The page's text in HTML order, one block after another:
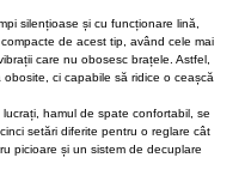
silențioase și cu funcționare lină,
de acest tip, având cele mai
care nu obosesc brațele. Astfel,
ci capabile să ridice o ceașcă
hamul de spate confortabil, se
setări diferite pentru o reglare cât
picioare și un sistem de decuplare